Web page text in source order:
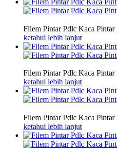
Filem Pintar Pdlc Kaca
ketahui lebih lanjut
Filem Pintar Pdlc Kaca
ketahui lebih lanjut
Filem Pintar Pdlc Kaca
ketahui lebih lanjut